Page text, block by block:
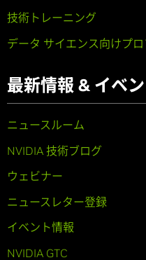
技術トレーニング
データ サイエンス向けプ
最新情報 & イベ
ニュースルーム
NVIDIA 技術ブログ
ウェビナー
ニュースレター登録
イベント情報
NVIDIA GTC